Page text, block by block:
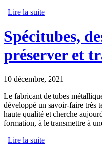
Lire la suite
Spécitubes,
préserver et
10 décembre, 2021
Le fabricant de tubes
développé un savoir-faire très
haute qualité et cherche
formation, à le transmettre à
Lire la suite